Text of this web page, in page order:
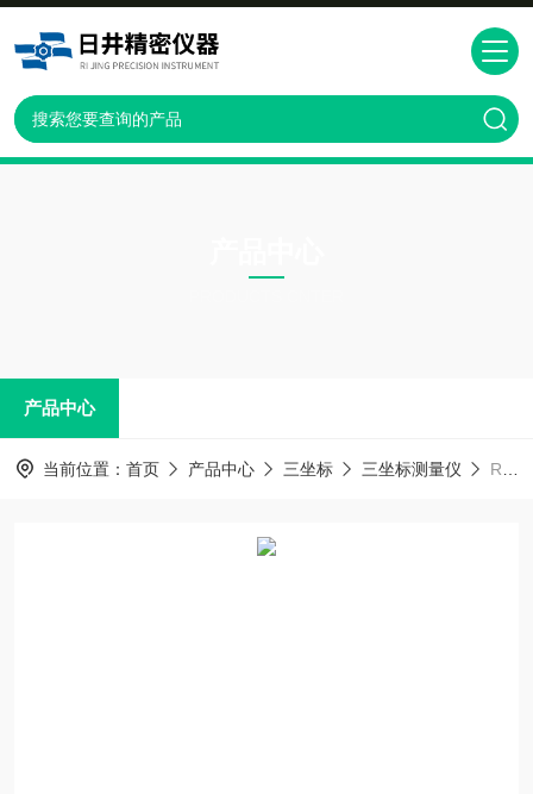
产品中心
当前位置： 首页 产品中心 三坐标 三坐标测量仪 RIJ-676江苏三坐标测量仪代理